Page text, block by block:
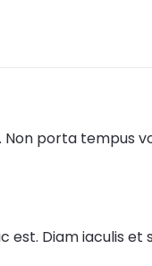
Non porta tempus
Diam iaculis